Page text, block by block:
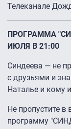
Телеканале
ПРОГРАММА
ИЮЛЯ В 21:00
Синдеева — не
с друзьями и
Наталье и кому
Не пропустите в
программу